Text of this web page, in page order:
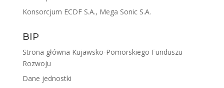
Konsorcjum ECDF S.A., Mega Sonic S.A.
BIP
Strona główna Kujawsko-Pomorskiego Funduszu
Rozwoju
Dane jednostki